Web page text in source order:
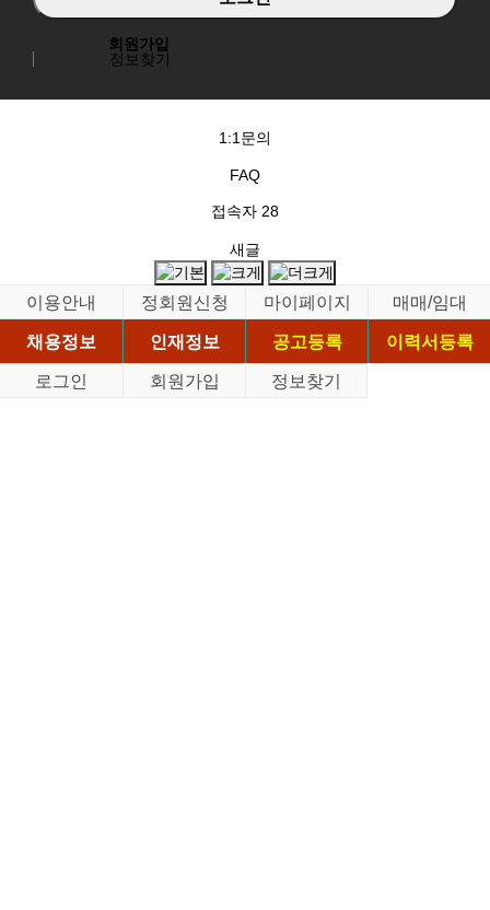
회원가입
정보찾기
1:1문의
FAQ
접속자 28
새글
이용안내 정회원신청 마이페이지
매매/임대
채용정보
인재정보 공고등록
이력서등록
로그인
회원가입 정보찾기